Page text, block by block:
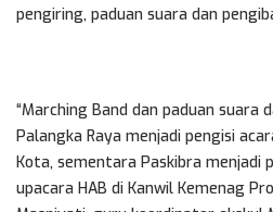
pengiring, paduan suara dan
“Marching Band dan paduan suara
Palangka Raya menjadi pengisi
Kota, sementara Paskibra menjadi
upacara HAB di Kanwil Kemenag